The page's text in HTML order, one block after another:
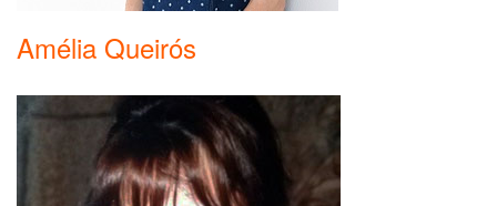
Amélia Queirós